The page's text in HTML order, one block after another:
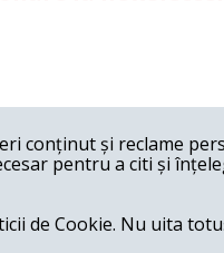
conținut și reclame
pentru a citi și
de Cookie. Nu uita